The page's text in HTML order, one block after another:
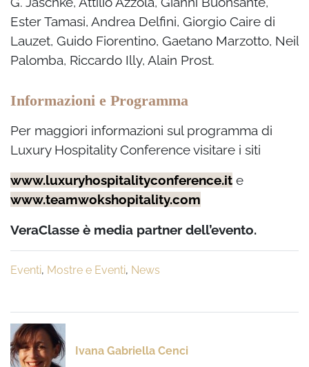
Ester Tamasi, Andrea Delfini, Giorgio Caire di
Lauzet, Guido Fiorentino, Gaetano Marzotto, Neil
Palomba, Riccardo Illy, Alain Prost.
Informazioni e Programma
Per maggiori informazioni sul programma di
Luxury Hospitality Conference visitare i siti
www.luxuryhospitalityconference.it e
www.teamwokshopitality.com
VeraClasse è media partner dell’evento.
Eventi, Mostre e Eventi, News
Ivana Gabriella Cenci